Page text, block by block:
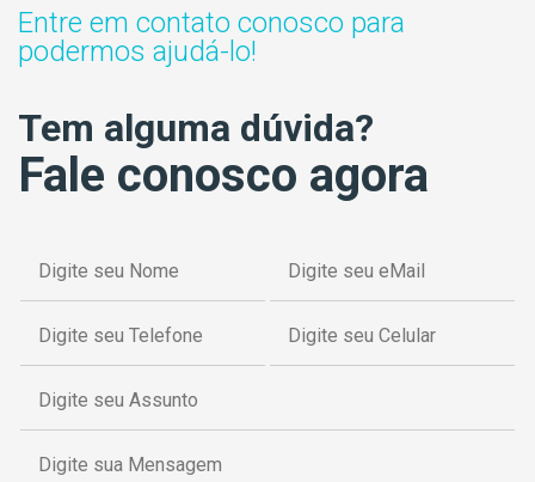
Entre em contato conosco para
podermos ajudá-lo!
Tem alguma dúvida?
Fale conosco agora